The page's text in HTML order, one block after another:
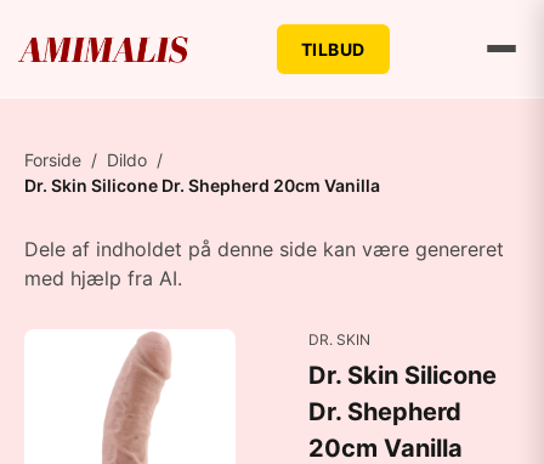
TILBUD
Forside / Dildo /
Dr. Skin Silicone Dr. Shepherd 20cm Vanilla
Dele af indholdet på denne side kan være genereret
med hjælp fra AI.
DR. SKIN
Dr. Skin Silicone
Dr. Shepherd
20cm Vanilla